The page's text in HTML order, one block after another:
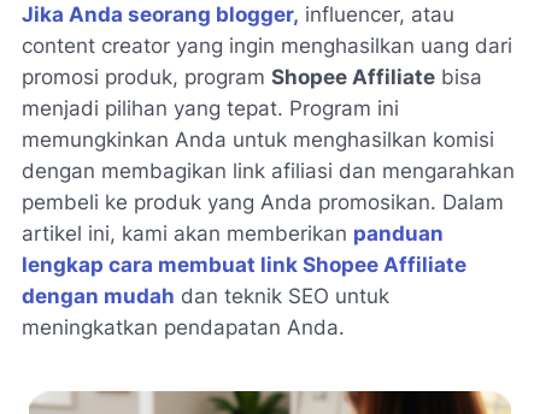
Jika Anda seorang blogger, influencer, atau
content creator yang ingin menghasilkan uang dari
promosi produk, program Shopee Affiliate bisa
menjadi pilihan yang tepat. Program ini
memungkinkan Anda untuk menghasilkan komisi
dengan membagikan link afiliasi dan mengarahkan
pembeli ke produk yang Anda promosikan. Dalam
artikel ini, kami akan memberikan panduan
lengkap cara membuat link Shopee Affiliate
dengan mudah dan teknik SEO untuk
meningkatkan pendapatan Anda.